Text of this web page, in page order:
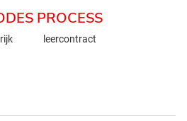
PROCESS
leercontract